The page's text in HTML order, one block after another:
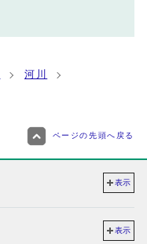
河川
ページの先頭へ戻る
表示
表示